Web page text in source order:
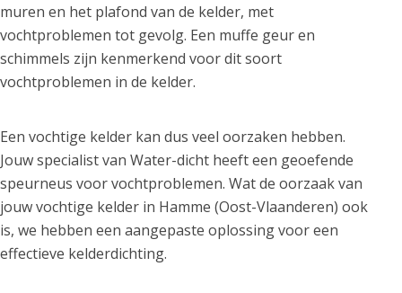
muren en het plafond van de kelder, met
vochtproblemen tot gevolg. Een muffe geur en
schimmels zijn kenmerkend voor dit soort
vochtproblemen in de kelder.
Een vochtige kelder kan dus veel oorzaken hebben.
Jouw specialist van Water-dicht heeft een geoefende
speurneus voor vochtproblemen. Wat de oorzaak van
jouw vochtige kelder in Hamme (Oost-Vlaanderen) ook
is, we hebben een aangepaste oplossing voor een
effectieve kelderdichting.